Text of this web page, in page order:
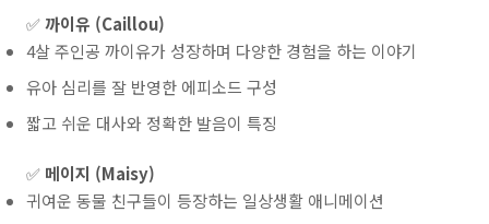
✅까이유 (Caillou)
4살 주인공 까이유가 성장하며 다양한 경험을 하는 이야기
유아 심리를 잘 반영한 에피소드 구성
짧고 쉬운 대사와 정확한 발음이 특징
✅ 메이지 (Maisy)
귀여운 동물 친구들이 등장하는 일상생활 애니메이션